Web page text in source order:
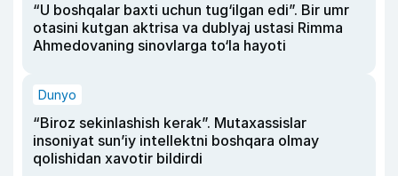
“U boshqalar baxti uchun tug‘ilgan edi”. Bir umr
otasini kutgan aktrisa va dublyaj ustasi Rimma
Ahmedovaning sinovlarga to‘la hayoti
Dunyo
“Biroz sekinlashish kerak”. Mutaxassislar
insoniyat sun’iy intellektni boshqara olmay
qolishidan xavotir bildirdi